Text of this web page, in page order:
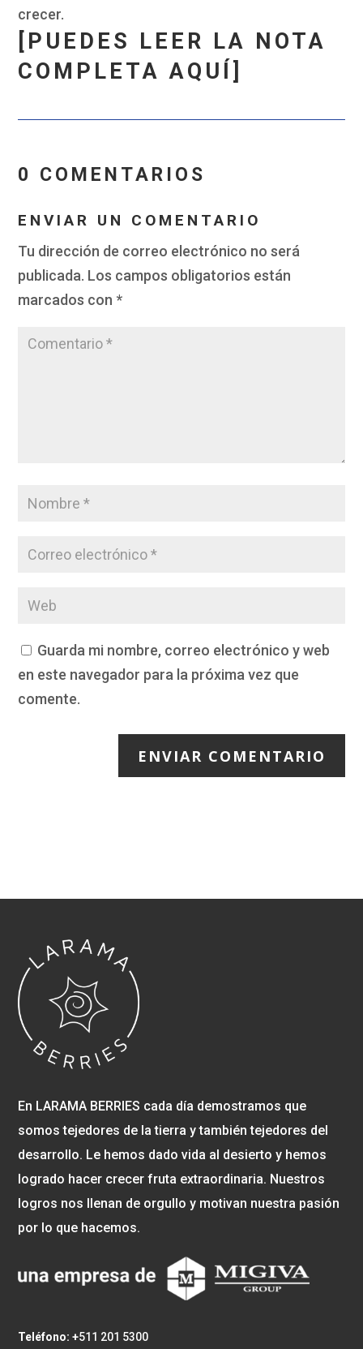
crecer.
[PUEDES LEER LA NOTA
COMPLETA AQUÍ]
0 COMENTARIOS
ENVIAR UN COMENTARIO
Tu dirección de correo electrónico no será
publicada. Los campos obligatorios están
marcados con *
Guarda mi nombre, correo electrónico y web
en este navegador para la próxima vez que
comente.
ENVIAR COMENTARIO
En LARAMA BERRIES cada día demostramos que
somos tejedores de la tierra y también tejedores del
desarrollo. Le hemos dado vida al desierto y hemos
logrado hacer crecer fruta extraordinaria. Nuestros
logros nos llenan de orgullo y motivan nuestra pasión
por lo que hacemos.
Teléfono: +511 201 5300